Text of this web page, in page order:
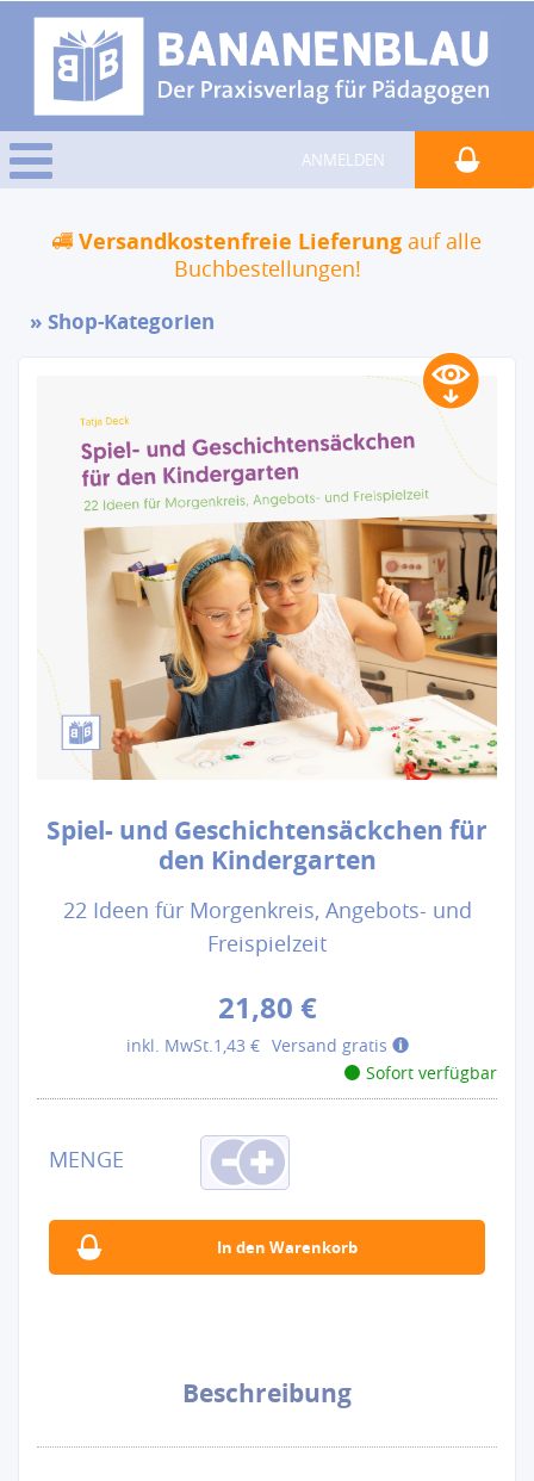
ANMELDEN
Versandkostenfreie Lieferung auf alle
Buchbestellungen!
Shop-Kategorien
Spiel- und Geschichtensäckchen für
den Kindergarten
22 Ideen für Morgenkreis, Angebots- und
Freispielzeit
21,80 €
inkl. MwSt. 1,43 € Versand gratis
Sofort verfügbar
Beschreibung